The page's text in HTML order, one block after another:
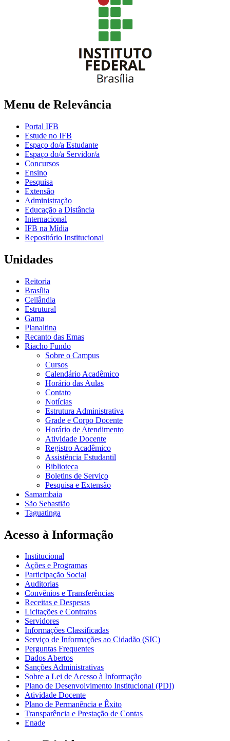
Menu de Relevância
Portal IFB
Estude no IFB
Espaço do/a Estudante
Espaço do/a Servidor/a
Concursos
Ensino
Pesquisa
Extensão
Administração
Educação a Distância
Internacional
IFB na Mídia
Repositório Institucional
Unidades
Reitoria
Brasília
Ceilândia
Estrutural
Gama
Planaltina
Recanto das Emas
Riacho Fundo
Sobre o Campus
Cursos
Calendário Acadêmico
Horário das Aulas
Contato
Notícias
Estrutura Administrativa
Grade e Corpo Docente
Horário de Atendimento
Atividade Docente
Registro Acadêmico
Assistência Estudantil
Biblioteca
Boletins de Serviço
Pesquisa e Extensão
Samambaia
São Sebastião
Taguatinga
Acesso à Informação
Institucional
Ações e Programas
Participação Social
Auditorias
Convênios e Transferências
Receitas e Despesas
Licitações e Contratos
Servidores
Informações Classificadas
Serviço de Informações ao Cidadão (SIC)
Perguntas Frequentes
Dados Abertos
Sanções Administrativas
Sobre a Lei de Acesso à Informação
Plano de Desenvolvimento Institucional (PDI)
Atividade Docente
Plano de Permanência e Êxito
Transparência e Prestação de Contas
Enade